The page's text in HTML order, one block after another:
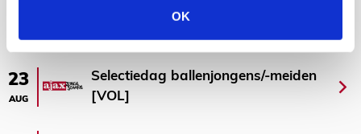
OK
23
AUG
Selectiedag ballenjongens/-meiden
[VOL]